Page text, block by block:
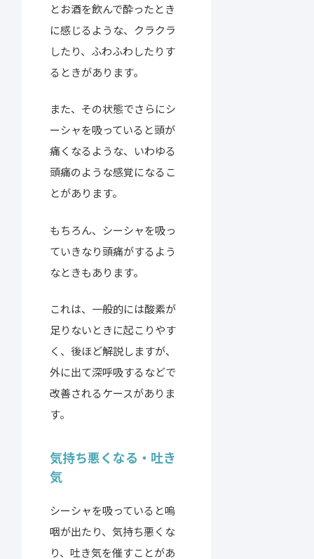
とお酒を飲んで酔ったとき
に感じるような、クラクラ
したり、ふわふわしたりす
るときがあります。
また、その状態でさらにシ
ーシャを吸っていると頭が
痛くなるような、いわゆる
頭痛のような感覚になるこ
とがあります。
もちろん、シーシャを吸っ
ていきなり頭痛がするよう
なときもあります。
これは、一般的には酸素が
足りないときに起こりやす
く、後ほど解説しますが、
外に出て深呼吸するなどで
改善されるケースがありま
す。
気持ち悪くなる・吐き
気
シーシャを吸っていると嗚
咽が出たり、気持ち悪くな
り、吐き気を催すことがあ